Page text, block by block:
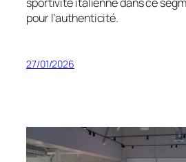
pour l’authenticité.
27/01/2026